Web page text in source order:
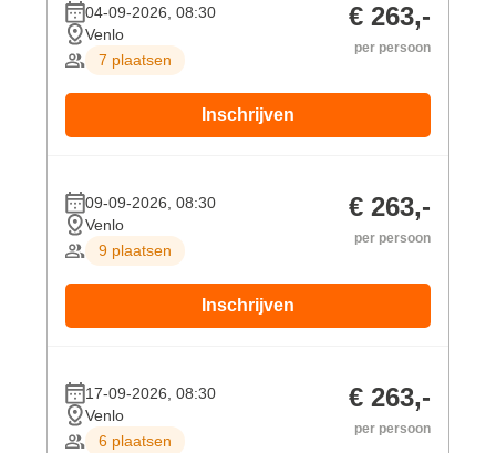
04-09-2026, 08:30
Venlo
7 plaatsen
€ 263,-
per persoon
Inschrijven
09-09-2026, 08:30
Venlo
9 plaatsen
€ 263,-
per persoon
Inschrijven
17-09-2026, 08:30
Venlo
6 plaatsen
€ 263,-
per persoon